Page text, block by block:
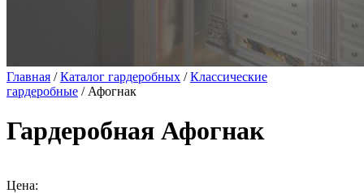
Главная /Каталог гардеробных /Классические
гардеробные / Афогнак
Гардеробная Афогнак
Цена: